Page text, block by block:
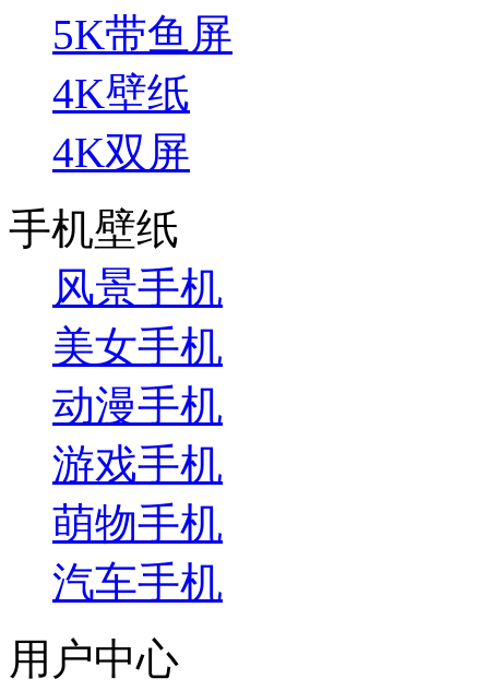
5K带鱼屏
4K壁纸
4K双屏
手机壁纸
风景手机
美女手机
动漫手机
游戏手机
萌物手机
汽车手机
用户中心